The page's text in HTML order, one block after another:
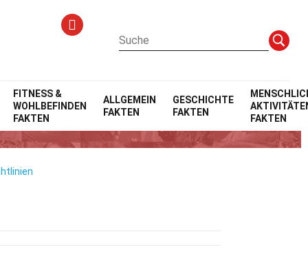
FITNESS &
WOHLBEFINDEN
FAKTEN
ALLGEMEIN
FAKTEN
GESCHICHTE
FAKTEN
FAKTEN